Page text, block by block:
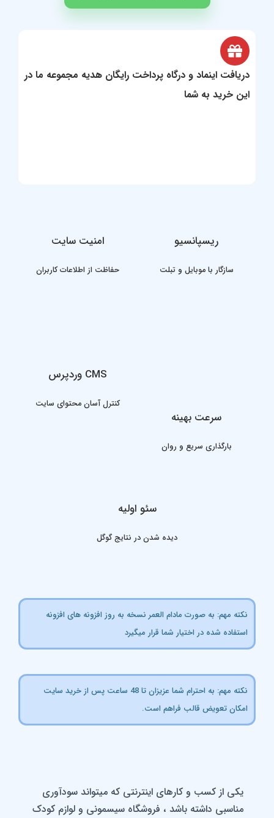
اینماد و درگاه پرداخت رایگان هدیه مجموعه ما در
خرید به شما
ریسپانسیو
سازگار با موبایل و تبلت
امنیت سایت
حفاظت از اطلاعات کاربران
سرعت بهینه
بارگذاری سریع و روان
کنترل آسان محتوای سایت
سئو اولیه
دیده شدن در نتایج گوگل
مهم: به صورت مادام العمر نسخه به روز افزونه های افزونه
شده در اختیار شما قرار میگیرد
نکته مهم: به احترام شما عزیزان تا 48 ساعت پس از خرید سایت
تعویض قالب فراهم است.
یکی از کسب و کارهای اینترنتی که میتواند سودآوری
مناسبی داشته باشد ، فروشگاه سیسمونی و لوازم کودک